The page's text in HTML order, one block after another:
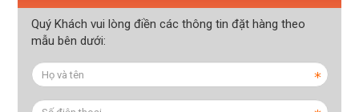
Quý Khách vui lòng điền các thông tin đặt hàng theo
mẫu bên dưới: